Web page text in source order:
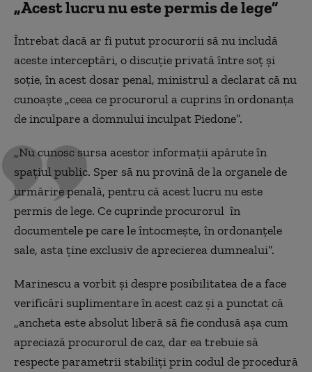
„Acest lucru nu este permis de lege”
Întrebat dacă ar fi putut procurorii să nu includă
aceste interceptări, o discuție privată între soț și
soție, în acest dosar penal, ministrul a declarat că nu
cunoaște „ceea ce procurorul a cuprins în ordonanța
de inculpare a domnului inculpat Piedone”.
„Nu cunosc sursa acestor informații apărute în
spațiul public. Sper să nu provină de la organele de
urmărire penală, pentru că acest lucru nu este
permis de lege. Ce cuprinde procurorul în
documentele pe care le întocmește, în ordonanțele
sale, asta ține exclusiv de aprecierea dumnealui”.
Marinescu a vorbit și despre posibilitatea de a face
verificări suplimentare în acest caz și a punctat că
„ancheta este absolut liberă să fie condusă așa cum
apreciază procurorul de caz, dar ea trebuie să
respecte parametrii stabiliți prin codul de procedură